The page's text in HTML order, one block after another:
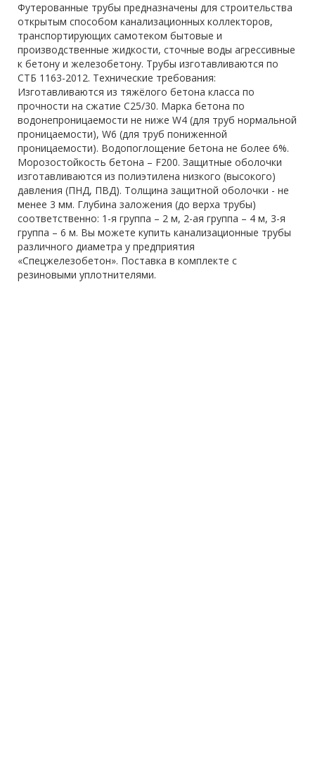
Футерованные трубы предназначены для строительства
открытым способом канализационных коллекторов,
транспортирующих самотеком бытовые и
производственные жидкости, сточные воды агрессивные
к бетону и железобетону. Трубы изготавливаются по
СТБ 1163-2012. Технические требования:
Изготавливаются из тяжёлого бетона класса по
прочности на сжатие С25/30. Марка бетона по
водонепроницаемости не ниже W4 (для труб нормальной
проницаемости), W6 (для труб пониженной
проницаемости). Водопоглощение бетона не более 6%.
Морозостойкость бетона – F200. Защитные оболочки
изготавливаются из полиэтилена низкого (высокого)
давления (ПНД, ПВД). Толщина защитной оболочки - не
менее 3 мм. Глубина заложения (до верха трубы)
соответственно: 1-я группа – 2 м, 2-ая группа – 4 м, 3-я
группа – 6 м. Вы можете купить канализационные трубы
различного диаметра у предприятия
«Спецжелезобетон». Поставка в комплекте с
резиновыми уплотнителями.